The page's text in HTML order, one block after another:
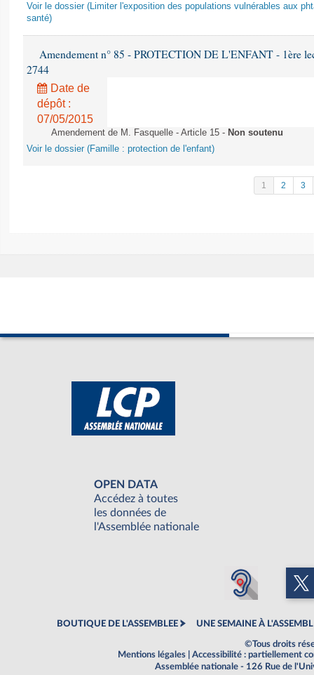
Voir le dossier (Limiter l'exposition des populations vulnérables aux
santé)
Amendement n° 85 - PROTECTION DE L'ENFANT - 1ère
2744
Date de
dépôt :
07/05/2015
Amendement de M. Fasquelle - Article 15 - Non soutenu
Voir le dossier (Famille : protection de l'enfant)
1 2 3
OPEN DATA
Accédez à toutes
les données de
l'Assemblée nationale
BOUTIQUE DE L'ASSEMBLEE UNE SEMAINE À
©Tous droits
Mentions légales
Accessibilité : partiellement
Assemblée nationale - 126 Rue de